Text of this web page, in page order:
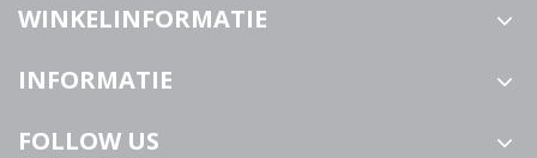
WINKELINFORMATIE
INFORMATIE
FOLLOW US